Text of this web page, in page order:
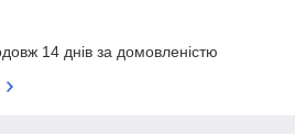
14 днів за домовленістю